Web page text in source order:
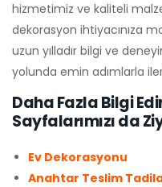
hizmetimiz ve kaliteli
dekorasyon ihtiyacınıza
uzun yılladır bilgi ve
yolunda emin adımlarla
Daha Fazla Bilgi
Sayfalarımızı da
Ev Dekorasyonu
Anahtar Teslim